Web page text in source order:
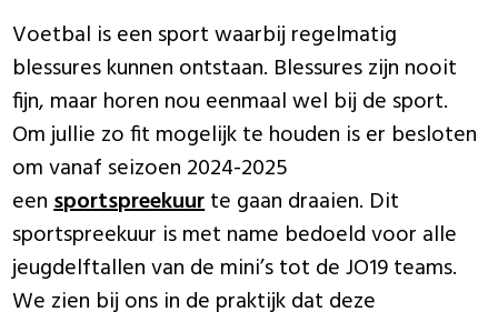
Voetbal is een sport waarbij regelmatig
blessures kunnen ontstaan. Blessures zijn nooit
fijn, maar horen nou eenmaal wel bij de sport.
Om jullie zo fit mogelijk te houden is er besloten
om vanaf seizoen 2024-2025
eensportspreekuurte gaan draaien. Dit
sportspreekuur is met name bedoeld voor alle
jeugdelftallen van de mini’s tot de JO19 teams.
We zien bij ons in de praktijk dat deze